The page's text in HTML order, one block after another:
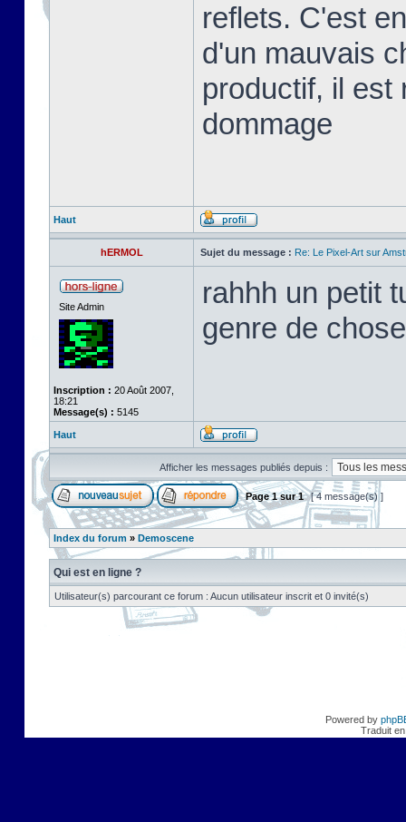
reflets. C'est
d'un mauvais
productif, il est
dommage
Haut
hERMOL Sujet du message : Re: Le Pixel-Art sur
Site Admin
Inscription : 20 Août 2007,
18:21
Message(s) : 5145
rahhh un petit
genre de
Haut
Afficher les messages publiés depuis :
Page1sur1 [ 4 message(s) ]
Index du forum » Demoscene
Qui est en ligne ?
Utilisateur(s) parcourant ce forum : Aucun utilisateur inscrit et 0 invité(s)
Powered by
Traduit